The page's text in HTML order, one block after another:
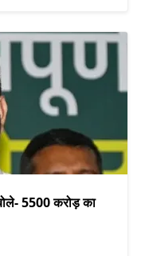
5500 करोड़ का